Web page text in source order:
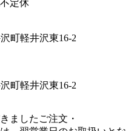
定休
町軽井沢東16-2
町軽井沢東16-2
ましたご注文・